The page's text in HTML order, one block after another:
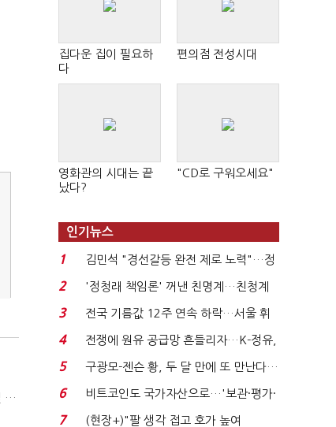
(잃어버린 경영을 찾아서)발베크행 열차와 속도의 환상: 디지털 전환과 물류 혁신의 포용적 노동 전략
집다운 집이 필요하
다
편의점 전성시대
영화관의 시대는 끝
났다?
"CD로 구워오세요"
인기뉴스
1
김민석 "경선갈등 완전 제로 노력"…정
청래 "반명 공세 사...
2
'정청래 책임론' 꺼낸 친명계…친청계
는 추가투표 때리기...
3
전국 기름값 12주 연속 하락…서울 휘
발윳값 1909원...
4
전쟁에 원유 공급망 흔들리자…K-정유,
에너지안보 핵심...
5
구광모-젠슨 황, 두 달 만에 또 만난다…
로봇·AI 등 논...
6
비트코인도 국가자산으로…'보관·평가·
처분' 기준은 ...
7
(현장+)"팔 생각 접고 호가 높여